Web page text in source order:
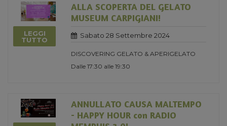
LEGGI
TUTTO
ALLA SCOPERTA DEL GELATO
MUSEUM CARPIGIANI!
Sabato 28 Settembre 2024
DISCOVERING GELATO & APERIGELATO
Dalle 17:30 alle 19:30
ANNULLATO CAUSA MALTEMPO
- HAPPY HOUR con RADIO